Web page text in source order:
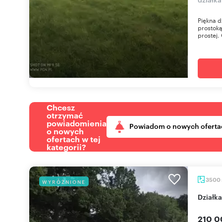
Piękna
prostej.
Chcesz
otrzymać
powiadomienia
o nowych
ofertach w tej
kategorii?
Powiadom o nowych
WYRÓŻNIONE 3500
210